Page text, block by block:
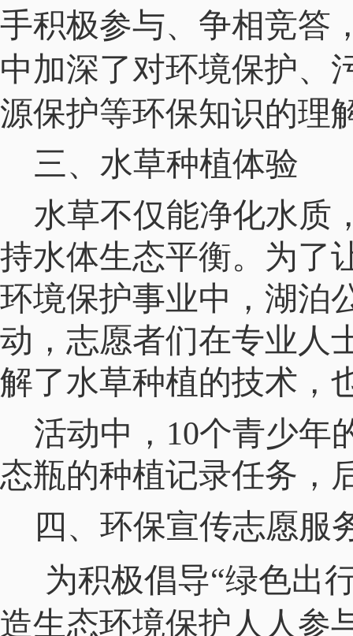
手积极参与、争相竞答
中加深了对环境保护、
源保护等环保知识的理
三、 水草种植体验
水草不仅能净化水质
持水体生态平衡。为了
环境保护事业中，湖泊
动，志愿者们在专业人
解了水草种植的技术，
活动中， 10个青少年
态瓶的种植记录任务，
四、 环保宣传志愿服
为积极倡导“绿色出
造生态环境保护人人参